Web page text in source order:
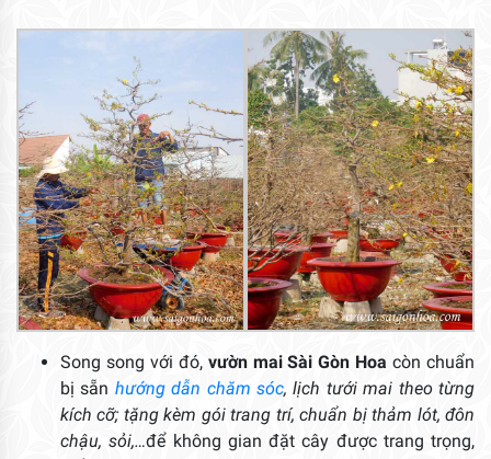
Song song với đó, vườn mai Sài Gòn Hoa còn chuẩn
bị sẵn hướng dẫn chăm sóc, lịch tưới mai theo từng
kích cỡ; tặng kèm gói trang trí, chuẩn bị thảm lót, đôn
chậu, sỏi,…để không gian đặt cây được trang trọng,